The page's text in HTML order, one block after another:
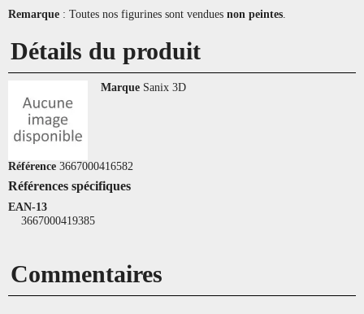
Remarque : Toutes nos figurines sont vendues non peintes
Détails du produit
Marque Sanix 3D
Référence 3667000416582
Références spécifiques
EAN-13
3667000419385
Commentaires